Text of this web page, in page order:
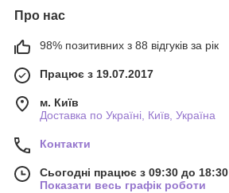
Про нас
98% позитивних з 88 відгуків за рік
Працює з 19.07.2017
м. Київ
Доставка по Україні, Київ, Україна
Контакти
Сьогодні працює з 09:30 до 18:30
Показати весь графік роботи